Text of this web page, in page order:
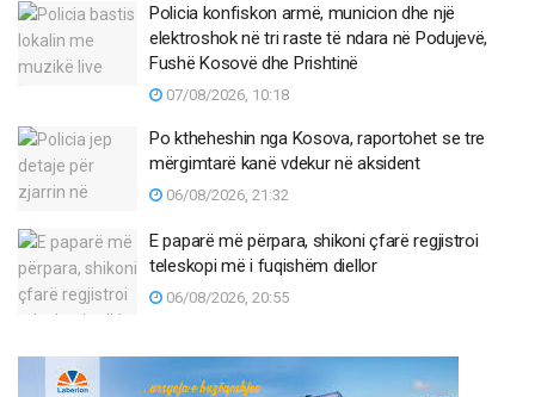
Policia konfiskon armë, municion dhe një
elektroshok në tri raste të ndara në Podujevë,
Fushë Kosovë dhe Prishtinë
07/08/2026, 10:18
Po ktheheshin nga Kosova, raportohet se tre
mërgimtarë kanë vdekur në aksident
06/08/2026, 21:32
E paparë më përpara, shikoni çfarë regjistroi
teleskopi më i fuqishëm diellor
06/08/2026, 20:55